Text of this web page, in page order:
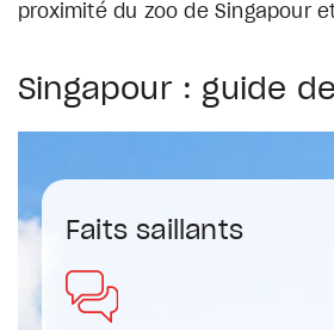
proximité du zoo de Singapour
Singapour : guide
Faits saillants